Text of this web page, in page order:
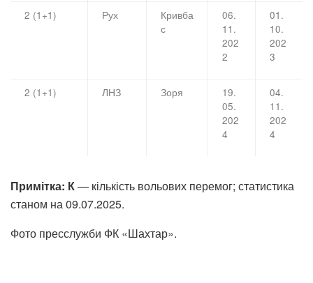
2 (1+1) Рух
Кривба
с
06.
11.
202
2
01.
10.
202
3
2 (1+1) ЛНЗ Зоря
19.
05.
202
4
04.
11.
202
4
Примітка: К— кількість вольових перемог; статистика
станом на 09.07.2025.
Фото пресслужби ФК «Шахтар».